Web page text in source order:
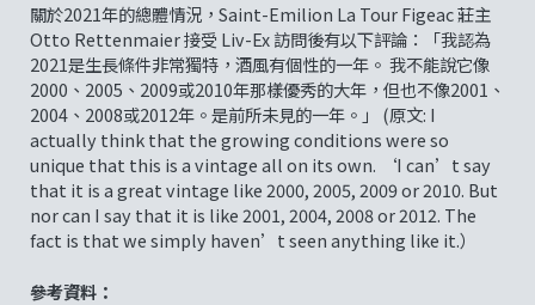
關於2021年的總體情況，Saint-Emilion La Tour Figeac 莊主
Otto Rettenmaier 接受 Liv-Ex 訪問後有以下評論：「我認為
2021是生長條件非常獨特，酒風有個性的一年。 我不能說它像
2000、2005、2009或2010年那樣優秀的大年，但也不像2001、
2004、2008或2012年。是前所未見的一年。」 (原文: I
actually think that the growing conditions were so
unique that this is a vintage all on its own. ‘I can’t say
that it is a great vintage like 2000, 2005, 2009 or 2010. But
nor can I say that it is like 2001, 2004, 2008 or 2012. The
fact is that we simply haven’t seen anything like it.）
參考資料：